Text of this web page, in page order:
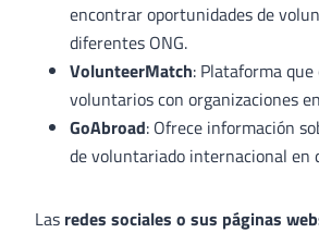
encontrar oportunidades de
diferentes ONG.
VolunteerMatch: Plataforma
voluntarios con organizaciones
GoAbroad: Ofrece información
de voluntariado internacional en
Las redes sociales o sus páginas